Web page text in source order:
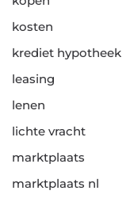
kosten
krediet hypotheek
leasing
lenen
lichte vracht
marktplaats
marktplaats nl